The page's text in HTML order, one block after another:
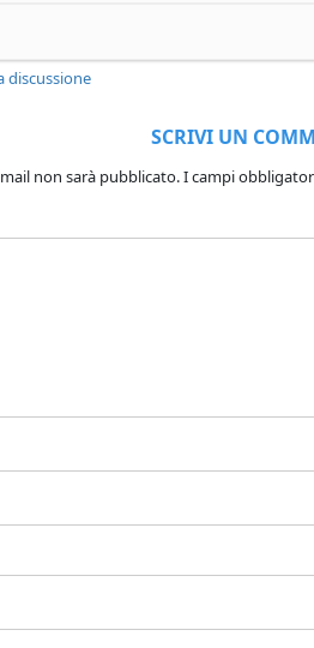
discussione
SCRIVI UN
non sarà pubblicato.I campi